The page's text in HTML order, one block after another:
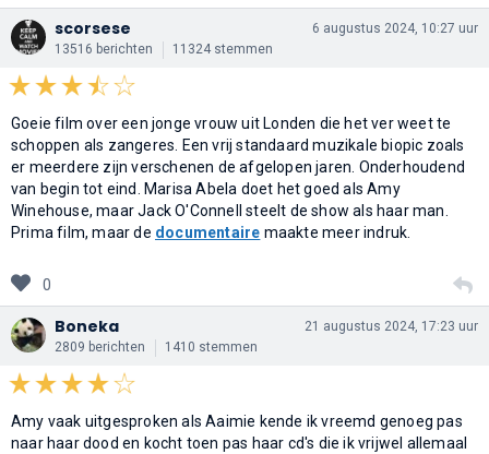
scorsese
13516 berichten 11324 stemmen
6 augustus 2024, 10:27 uur
Goeie film over een jonge vrouw uit Londen die het ver weet te
schoppen als zangeres. Een vrij standaard muzikale biopic zoals
er meerdere zijn verschenen de afgelopen jaren. Onderhoudend
van begin tot eind. Marisa Abela doet het goed als Amy
Winehouse, maar Jack O'Connell steelt de show als haar man.
Prima film, maar de documentaire maakte meer indruk.
0
Boneka
2809 berichten 1410 stemmen
21 augustus 2024, 17:23 uur
Amy vaak uitgesproken als Aaimie kende ik vreemd genoeg pas
naar haar dood en kocht toen pas haar cd's die ik vrijwel allemaal